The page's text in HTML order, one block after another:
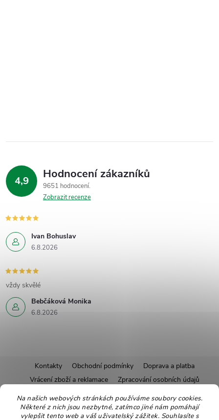
Na našich webových stránkách používáme soubory cookies.
Některé z nich jsou nezbytné, zatímco jiné nám pomáhají
vylepšit tento web a váš uživatelský zážitek. Souhlasíte s
4,9 Hodnocení zákazníků
9651 hodnocení
Zobrazit recenze
Ivan Bohuslav
6.8.2026
Bebčáková Monika
6.8.2026
vždy skvělé
á
Kontakty Obchodní podmínky
Doprava a platba
Vrácení zboží a reklamace
Zpracování osobních údajů
Pravidla soutěží
Affiliate program
Recepty
Pro nové dodavatele
Ekologické balení Moje objednávka